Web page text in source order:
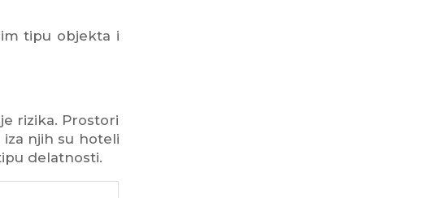
tipu objekta i
rizika. Prostori
njih su hoteli
delatnosti.